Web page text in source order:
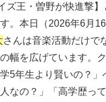
ズ王・曽野が快進撃
。本日（2026年6月16
さんは音楽活動だけで
幅を広げています。
5年生より賢いの？
なの？」「高学歴っ